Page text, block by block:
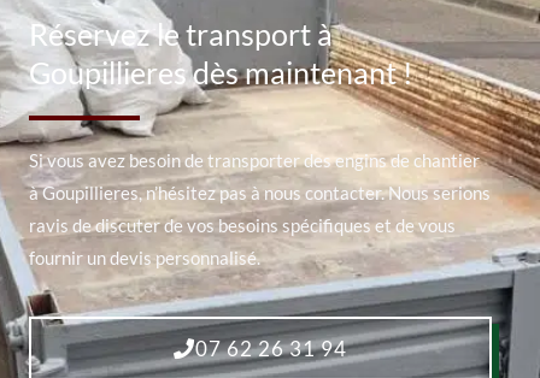
Réservez le transport à
Goupillieres dès maintenant !
Si vous avez besoin de transporter des engins de chantier
à Goupillieres, n’hésitez pas à nous contacter. Nous serions
ravis de discuter de vos besoins spécifiques et de vous
fournir un devis personnalisé.
07 62 26 31 94